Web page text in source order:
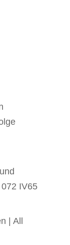
IV65
| All